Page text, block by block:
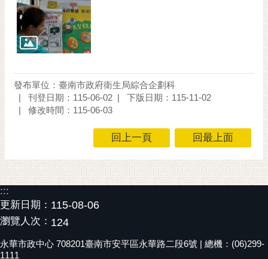
權
及
安
全
策
站
宣
市
交
發布單位：臺南市政府衛生局綜合企劃科
刊登日期：115-06-02
下版日期：115-11-02
修改時間：115-06-03
回上一頁 回最上面
:::
更新日期： 115-08-06
瀏覽人次： 124
永華市政中心 708201臺南市安平區永華路二段6號 | 總機：(06)299-
1111